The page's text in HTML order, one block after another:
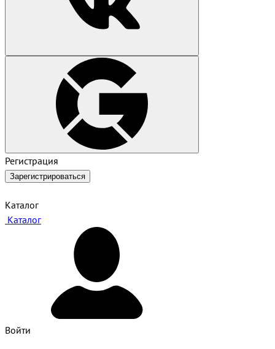
Регистрация
Зарегистрироваться
Каталог
Каталог
Войти